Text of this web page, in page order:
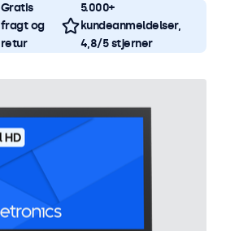
Gratis
fragt og
retur
5.000+
kundeanmeldelser,
4,8/5 stjerner